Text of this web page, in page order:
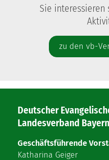
Sie interessieren
zu den vb-
Deutscher
Landesverband Bayern
Geschäftsführende
Katharina Geiger